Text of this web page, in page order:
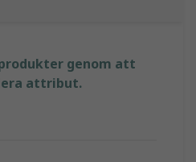
genom att
attribut.